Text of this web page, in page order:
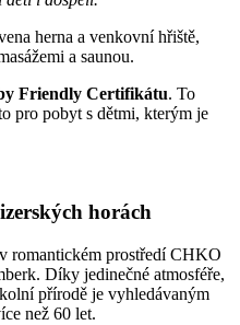
herna a venkovní hřiště,
a saunou.
Friendly Certifikátu. To
pro pobyt s dětmi, kterým je
horách
romantickém prostředí CHKO
Díky jedinečné atmosféře,
přírodě je vyhledávaným
než 60 let.